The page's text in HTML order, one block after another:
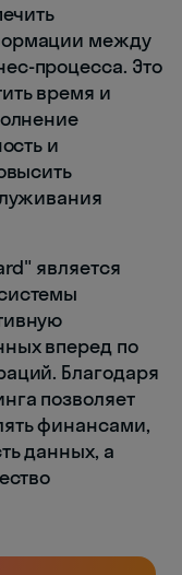
между
процесса. Это
время и
и
является
вперед по
Благодаря
позволяет
финансами,
данных, а